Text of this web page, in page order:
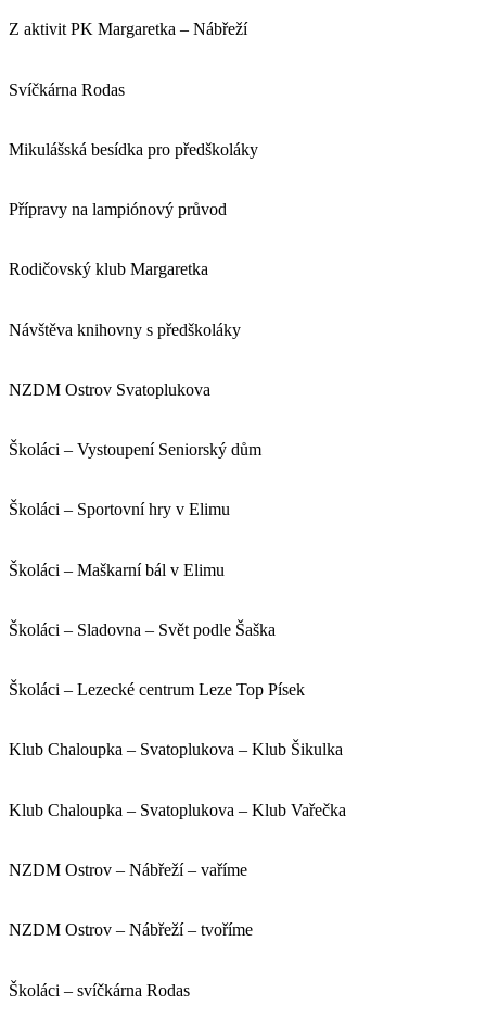
Z aktivit PK Margaretka – Nábřeží
Svíčkárna Rodas
Mikulášská besídka pro předškoláky
Přípravy na lampiónový průvod
Rodičovský klub Margaretka
Návštěva knihovny s předškoláky
NZDM Ostrov Svatoplukova
Školáci – Vystoupení Seniorský dům
Školáci – Sportovní hry v Elimu
Školáci – Maškarní bál v Elimu
Školáci – Sladovna – Svět podle Šaška
Školáci – Lezecké centrum Leze Top Písek
Klub Chaloupka – Svatoplukova – Klub Šikulka
Klub Chaloupka – Svatoplukova – Klub Vařečka
NZDM Ostrov – Nábřeží – vaříme
NZDM Ostrov – Nábřeží – tvoříme
Školáci – svíčkárna Rodas